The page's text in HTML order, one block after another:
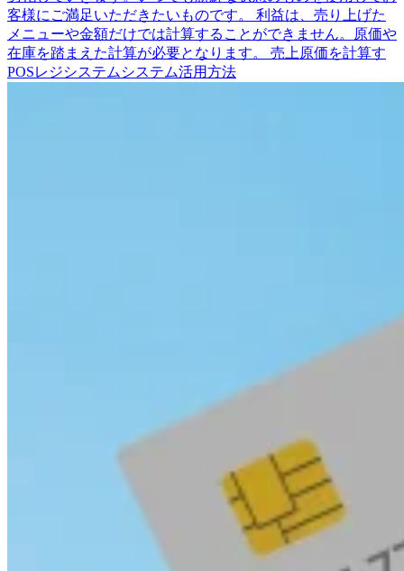
客様にご満足いただきたいものです。 利益は、売り上げた
メニューや金額だけでは計算することができません。原価や
在庫を踏まえた計算が必要となります。 売上原価を計算す
POSレジシステム システム活用方法